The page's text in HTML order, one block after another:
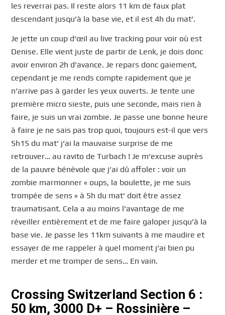
les reverrai pas. Il reste alors 11 km de faux plat
descendant jusqu’à la base vie, et il est 4h du mat’.
Je jette un coup d’œil au live tracking pour voir où est
Denise. Elle vient juste de partir de Lenk, je dois donc
avoir environ 2h d’avance. Je repars donc gaiement,
cependant je me rends compte rapidement que je
n’arrive pas à garder les yeux ouverts. Je tente une
première micro sieste, puis une seconde, mais rien à
faire, je suis un vrai zombie. Je passe une bonne heure
à faire je ne sais pas trop quoi, toujours est-il que vers
5h15 du mat’ j’ai la mauvaise surprise de me
retrouver… au ravito de Turbach ! Je m’excuse auprès
de la pauvre bénévole que j’ai dû affoler : voir un
zombie marmonner « oups, la boulette, je me suis
trompée de sens » à 5h du mat’ doit être assez
traumatisant. Cela a au moins l’avantage de me
réveiller entièrement et de me faire galoper jusqu’à la
base vie. Je passe les 11km suivants à me maudire et
essayer de me rappeler à quel moment j’ai bien pu
merder et me tromper de sens… En vain.
Crossing Switzerland Section 6 :
50 km, 3000 D+ – Rossinière –